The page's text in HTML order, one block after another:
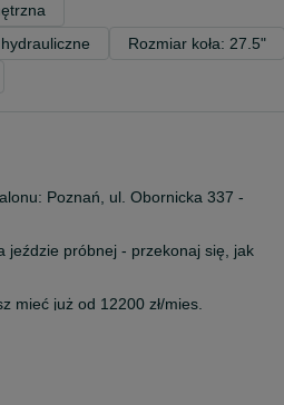
Rozmiar koła: 27.5"
Poznań, ul. Obornicka 337 -
jeździe próbnej - przekonaj się, jak
mieć już od 12200 zł/mies.